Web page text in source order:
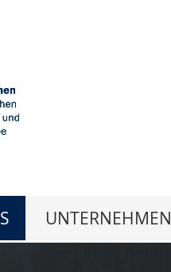
UNTERNEHMEN